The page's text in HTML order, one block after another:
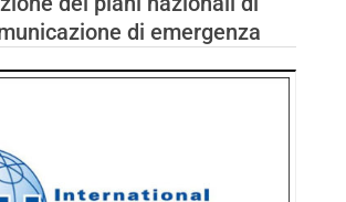
TRENDS
di emergenza